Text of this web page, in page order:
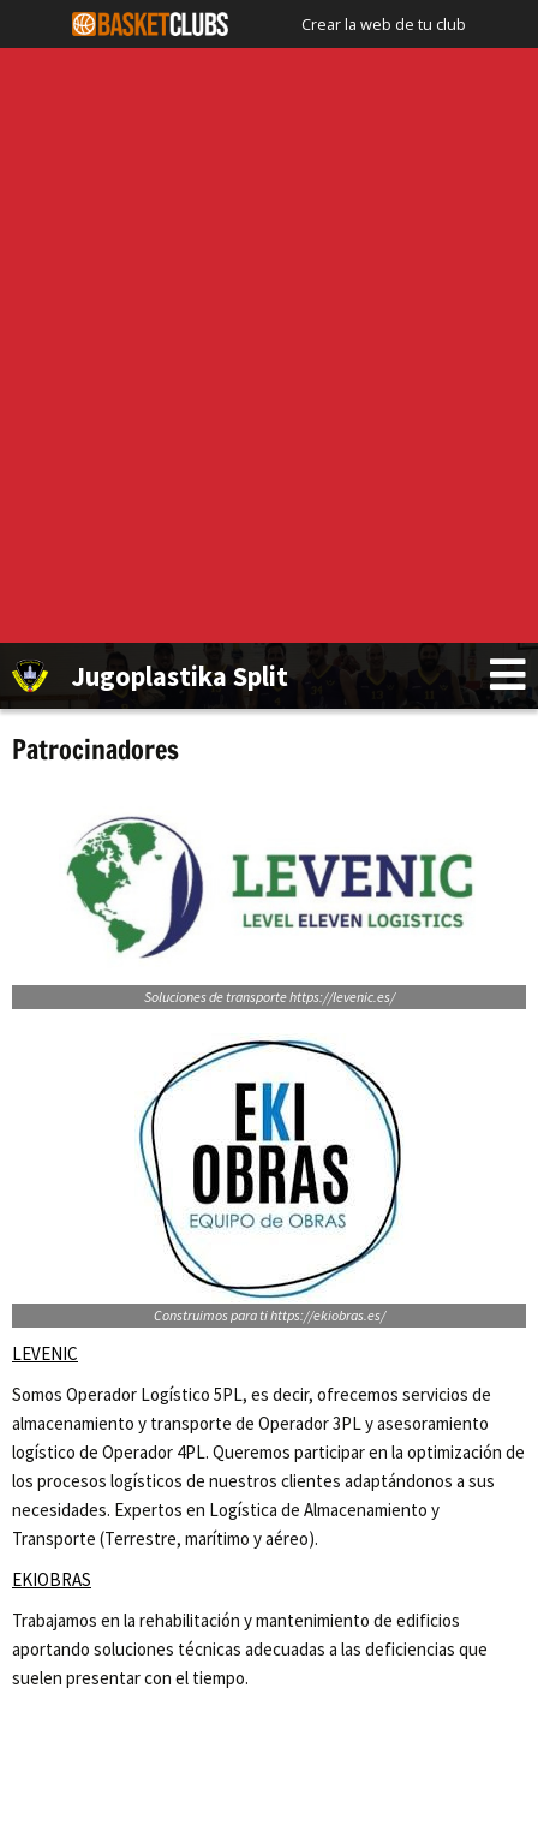
Crear la web de tu club
Jugoplastika Split
Patrocinadores
Soluciones de transporte https://levenic.es/
Construimos para ti https://ekiobras.es/
LEVENIC
Somos Operador Logístico 5PL, es decir, ofrecemos servicios de
almacenamiento y transporte de Operador 3PL y asesoramiento
logístico de Operador 4PL. Queremos participar en la optimización de
los procesos logísticos de nuestros clientes adaptándonos a sus
necesidades. Expertos en Logística de Almacenamiento y
Transporte (Terrestre, marítimo y aéreo).
EKIOBRAS
Trabajamos en la rehabilitación y mantenimiento de edificios
aportando soluciones técnicas adecuadas a las deficiencias que
suelen presentar con el tiempo.